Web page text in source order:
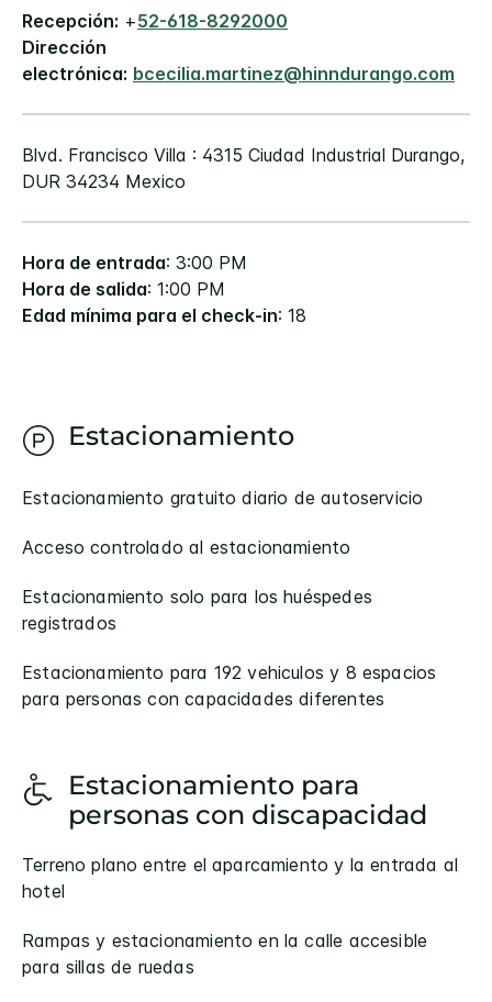
Recepción: +52-618-8292000
Dirección
electrónica: bcecilia.martinez@hinndurango.com
Blvd. Francisco Villa : 4315 Ciudad Industrial Durango,
DUR 34234 Mexico
Hora de entrada: 3:00 PM
Hora de salida: 1:00 PM
Edad mínima para el check-in: 18
Estacionamiento
Estacionamiento gratuito diario de autoservicio
Acceso controlado al estacionamiento
Estacionamiento solo para los huéspedes
registrados
Estacionamiento para 192 vehiculos y 8 espacios
para personas con capacidades diferentes
Estacionamiento para
personas con discapacidad
Terreno plano entre el aparcamiento y la entrada al
hotel
Rampas y estacionamiento en la calle accesible
para sillas de ruedas